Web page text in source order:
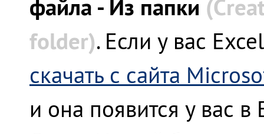
файла - Из папки
folder). Если у вас
скачать с сайта
и она появится у вас